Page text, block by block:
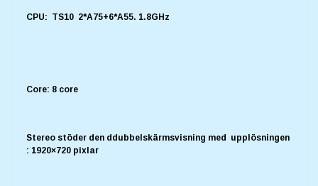
CPU: TS10 2*A75+6*A55. 1.8GHz
Core: 8 core
Stereo stöder den ddubbelskärmsvisning med upplösningen
: 1920×720 pixlar